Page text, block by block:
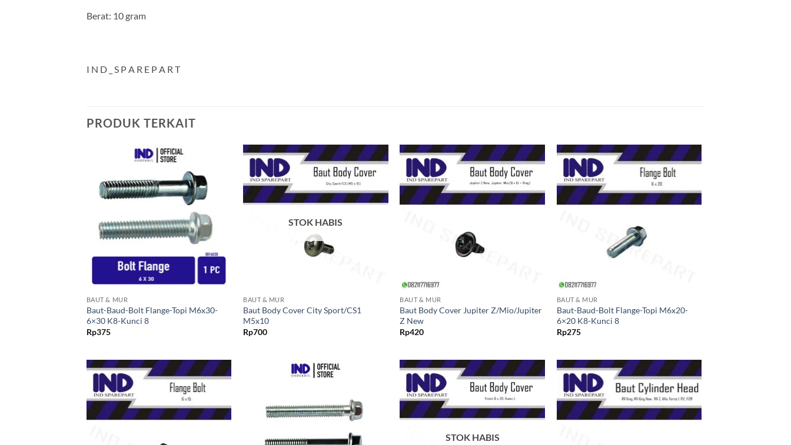
Berat: 10 gram
I N D _ S P A R E P A R T
PRODUK TERKAIT
Tambahkan
ke Wishlist
BAUT & MUR
Baut-Baud-Bolt Flange-Topi M6x30-
6×30 K8-Kunci 8
Rp375
Tambahkan
ke Wishlist
STOK HABIS
BAUT & MUR
Baut Body Cover City Sport/CS1
M5x10
Rp700
Tambahkan
ke Wishlist
BAUT & MUR
Baut Body Cover Jupiter Z/Mio/Jupiter
Z New
Rp420
Tambahkan
ke Wishlist
BAUT & MUR
Baut-Baud-Bolt Flange-Topi M6x20-
6×20 K8-Kunci 8
Rp275
Tambahkan
ke Wishlist
ke Wishlist
Tambahkan
ke Wishlist
STOK HABIS
Tambahkan
ke Wishlist